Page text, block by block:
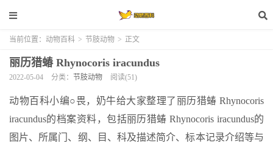
当前位置： 动物百科 > 节肢动物 > 正文
丽历猎蝽 Rhynocoris iracundus
2022-05-04 分类： 节肢动物 阅读(51)
动物百科小编○畏，奶牛给大家整理了丽历猎蝽 Rhynocoris
iracundus的档案资料，包括丽历猎蝽 Rhynocoris iracundus的
图片、所属门、纲、目、科及描述简介、标本记录介绍等与